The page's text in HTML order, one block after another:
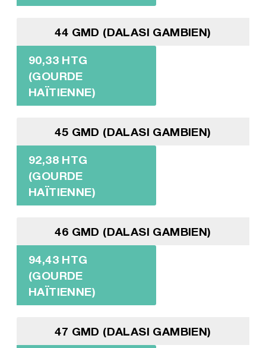
44 GMD (DALASI GAMBIEN)
90,33 HTG
(GOURDE
HAÏTIENNE)
45 GMD (DALASI GAMBIEN)
92,38 HTG
(GOURDE
HAÏTIENNE)
46 GMD (DALASI GAMBIEN)
94,43 HTG
(GOURDE
HAÏTIENNE)
47 GMD (DALASI GAMBIEN)